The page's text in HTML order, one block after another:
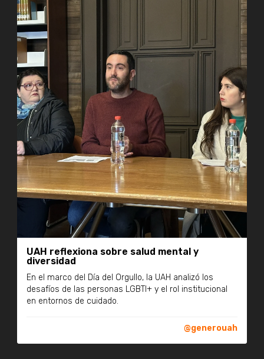
UAH reflexiona sobre salud mental y
diversidad
En el marco del Día del Orgullo, la UAH analizó los
desafíos de las personas LGBTI+ y el rol institucional
en entornos de cuidado.
@generouah